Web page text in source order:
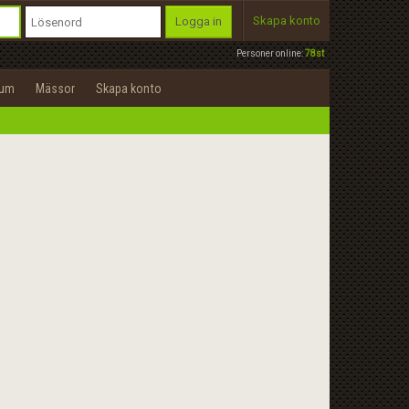
Personer online:78st
Logga in Skapa konto
Mässor Skapa konto